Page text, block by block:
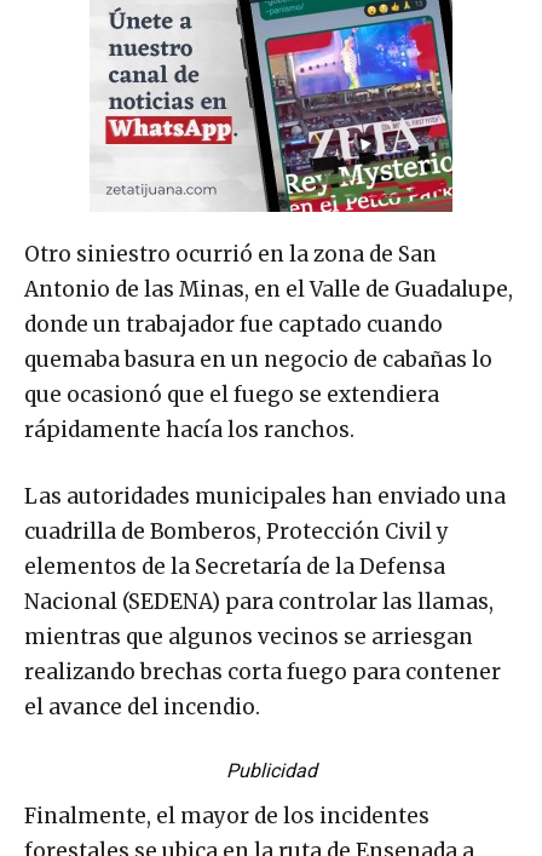
Otro siniestro ocurrió en la zona de San
Antonio de las Minas, en el Valle de Guadalupe,
donde un trabajador fue captado cuando
quemaba basura en un negocio de cabañas lo
que ocasionó que el fuego se extendiera
rápidamente hacía los ranchos.
Las autoridades municipales han enviado una
cuadrilla de Bomberos, Protección Civil y
elementos de la Secretaría de la Defensa
Nacional (SEDENA) para controlar las llamas,
mientras que algunos vecinos se arriesgan
realizando brechas corta fuego para contener
el avance del incendio.
Publicidad
Finalmente, el mayor de los incidentes